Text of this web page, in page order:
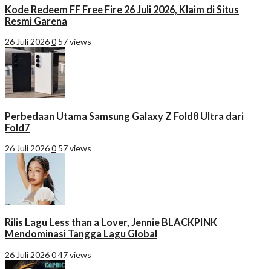
Kode Redeem FF Free Fire 26 Juli 2026, Klaim di Situs
Resmi Garena
26 Juli 20260 57 views
Perbedaan Utama Samsung Galaxy Z Fold8 Ultra dari
Fold7
26 Juli 20260 57 views
Rilis Lagu Less than a Lover, Jennie BLACKPINK
Mendominasi Tangga Lagu Global
26 Juli 2026047 views